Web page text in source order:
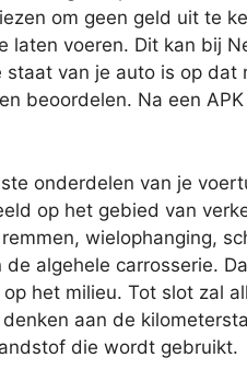
om geen geld uit te
laten voeren. Dit kan bij
van je auto is op dat
beoordelen. Na een
onderdelen van je
op het gebied van
wielophanging,
algehele carrosserie.
het milieu. Tot slot zal
aan de
die wordt gebruikt.